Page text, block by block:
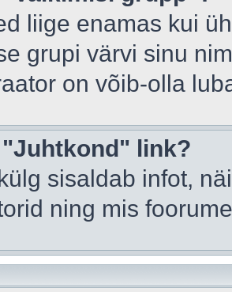
liige enamas kui
grupi värvi sinu
on võib-olla
"Juhtkond" link?
sisaldab infot,
ning mis